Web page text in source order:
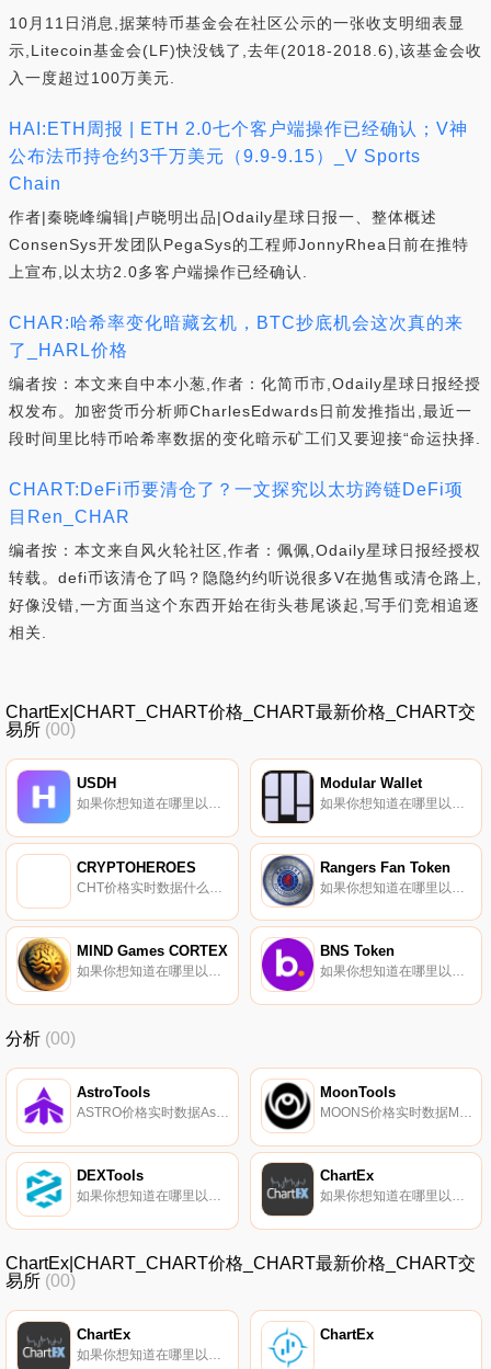
10月11日消息,据莱特币基金会在社区公示的一张收支明细表显
示,Litecoin基金会(LF)快没钱了,去年(2018-2018.6),该基金会收
入一度超过100万美元.
HAI:ETH周报 | ETH 2.0七个客户端操作已经确认；V神
公布法币持仓约3千万美元（9.9-9.15）_V Sports
Chain
作者|秦晓峰编辑|卢晓明出品|Odaily星球日报一、整体概述
ConsenSys开发团队PegaSys的工程师JonnyRhea日前在推特
上宣布,以太坊2.0多客户端操作已经确认.
CHAR:哈希率变化暗藏玄机，BTC抄底机会这次真的来
了_HARL价格
编者按：本文来自中本小葱,作者：化简币市,Odaily星球日报经授
权发布。加密货币分析师CharlesEdwards日前发推指出,最近一
段时间里比特币哈希率数据的变化暗示矿工们又要迎接“命运抉择.
CHART:DeFi币要清仓了？一文探究以太坊跨链DeFi项
目Ren_CHAR
编者按：本文来自风火轮社区,作者：佩佩,Odaily星球日报经授权
转载。defi币该清仓了吗？隐隐约约听说很多V在抛售或清仓路上,
好像没错,一方面当这个东西开始在街头巷尾谈起,写手们竞相追逐
相关.
ChartEx|CHART_CHART价格_CHART最新价格_CHART交
易所 (00)
USDH
如果你想知道在哪里以当前价格购买USDH,目前交易{USDH]股票的顶级加密货币交易所是Jupiter、Orca和Saber DEX。您可以在我们的加密货币交易所页面上找到其他列表。USDH是一种抵制审查、加密货币支持的稳定币,与美元软挂钩。USDH由一篮子加密资产完全抵押,存入哈勃智能合约.
Modular Wallet
如果你想知道在哪里以当前价格购买Modular Wallet,目前交易{Modular Wallet]股票的顶级加密货币交易所是Camelot和SushiSwap（ArMODtrum）。您可以在我们的加密货币交易所页面上找到其他列表.
CRYPTOHEROES Rangers Fan Token
MIND Games CORTEX
如果你想知道在哪里以当前价格购买MIND Games CORTEX,目前交易{MIND Games CORTEX]股票的顶级加密货币交易所是SushiSwap（ArCRXtrum）。您可以在我们的加密货币交易所页面上找到其他列表.
BNS Token
如果你想知道在哪里以当前价格购买BNS Token,目前交易{BNS Token]股票的顶级加密货币交易所是KuCoin、MEXC、BitGlobal和Bitbns。您可以在我们的加密货币交易所页面上找到其他列表.
分析 (00)
AstroTools
ASTRO价格实时数据Astrotools将自己描述为一个DeFi仪表板,旨在弥合集中式和去中心化交易所之间的信息差距,目的是为用户提供分析优势,以增强他们的交易体验。用户可以通过支持交易对进行跟踪和分析、在潜在客户之间进行导航以及直接访问Uniswap来创建自定义仪表板.
MoonTools
DEXTools
如果你想知道在哪里以当前价格购买DEXTools,目前交易{DEXTools]股票的顶级加密货币交易所是Coinbase Exchange、BKEX、CoinEx和KyberSwap Classic（BSC）。您可以在我们的加密货币交易所页面上找到其他列表.
ChartEx
如果你想知道在哪里以当前价格购买ChartEx,目前交易{ChartEx]股票的顶级加密货币交易所是Uniswap（V2）。您可以在我们的加密货币交易所页面上找到其他列表.
ChartEx|CHART_CHART价格_CHART最新价格_CHART交
易所 (00)
ChartEx
如果你想知道在哪里以当前价格购买ChartEx,目前交易{ChartEx]股票的顶级加密货币交易所是Uniswap（V2）。您可以在我们的加密货币交易所页面上找到其他列表.
ChartEx